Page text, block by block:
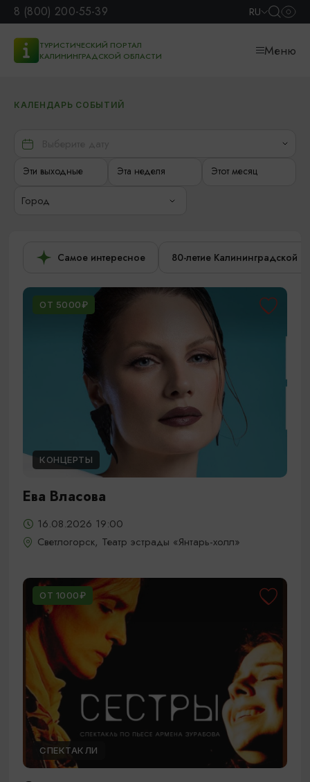
8 (800) 200-55-39 RU
ТУРИСТИЧЕСКИЙ ПОРТАЛ
КАЛИНИНГРАДСКОЙ ОБЛАСТИ
Меню
КАЛЕНДАРЬ СОБЫТИЙ
Эти выходные Эта неделя Этот месяц
Город
Самое интересное 80-летие Калининградской
ОТ 5000₽
КОНЦЕРТЫ
Ева Власова
16.08.2026 19:00
Светлогорск, Театр эстрады «Янтарь-холл»
ОТ 1000₽
СПЕКТАКЛИ